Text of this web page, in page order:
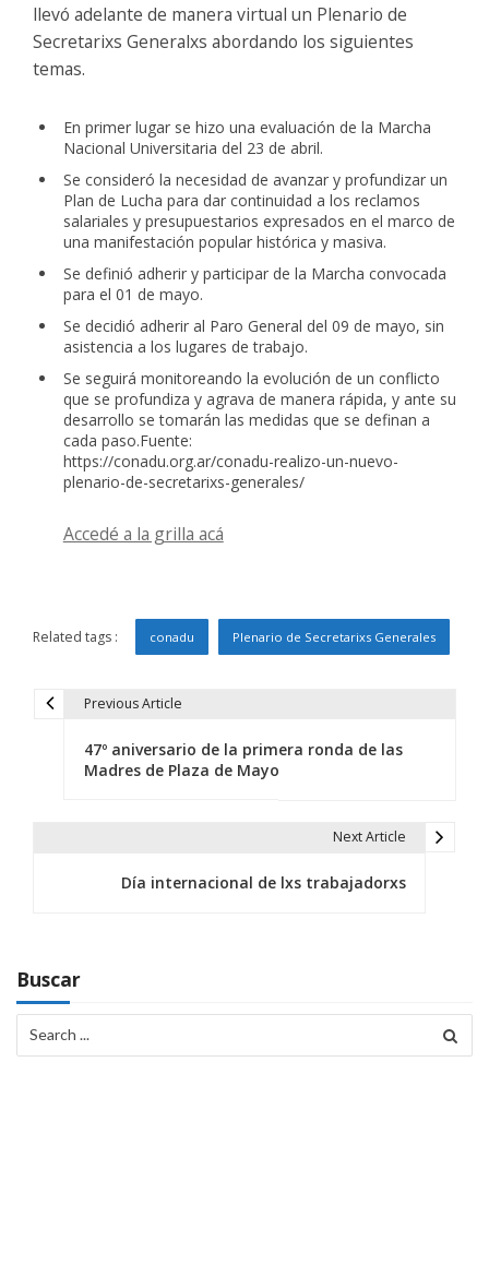
llevó adelante de manera virtual un Plenario de
Secretarixs Generalxs abordando los siguientes
temas.
En primer lugar se hizo una evaluación de la Marcha
Nacional Universitaria del 23 de abril.
Se consideró la necesidad de avanzar y profundizar un
Plan de Lucha para dar continuidad a los reclamos
salariales y presupuestarios expresados en el marco de
una manifestación popular histórica y masiva.
Se definió adherir y participar de la Marcha convocada
para el 01 de mayo.
Se decidió adherir al Paro General del 09 de mayo, sin
asistencia a los lugares de trabajo.
Se seguirá monitoreando la evolución de un conflicto
que se profundiza y agrava de manera rápida, y ante su
desarrollo se tomarán las medidas que se definan a
cada paso.Fuente:
https://conadu.org.ar/conadu-realizo-un-nuevo-
plenario-de-secretarixs-generales/
Accedé a la grilla acá
Related tags : conadu Plenario de Secretarixs Generales
i
ó
Previous Article
47º aniversario de la primera ronda de las
Madres de Plaza de Mayo
Next Article
Día internacional de lxs trabajadorxs
Buscar
for: